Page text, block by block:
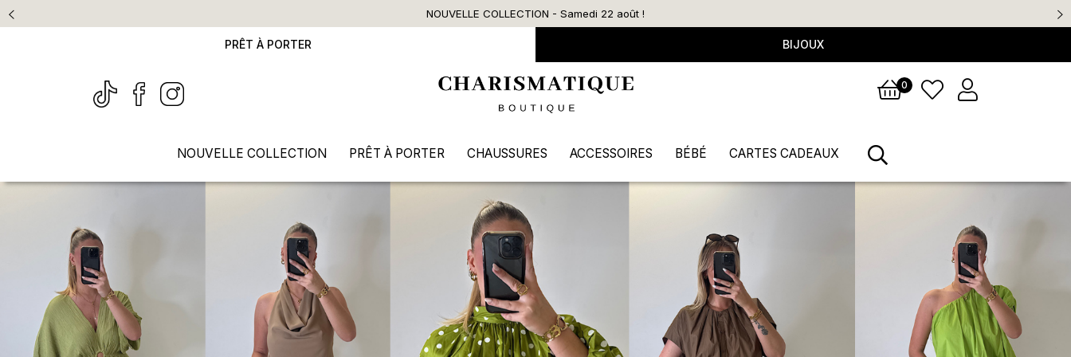
Livraison offerte dès 90€ d’achat
PRÊT À PORTER BIJOUX
0
NOUVELLE COLLECTION PRÊT À PORTER CHAUSSURES ACCESSOIRES BÉBÉ CARTES CADEAUX